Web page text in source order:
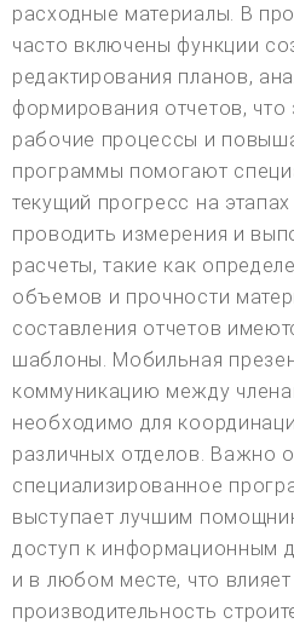
расходные материалы. В
часто включены функции
редактирования планов,
формирования отчетов, что
рабочие процессы и
программы помогают
текущий прогресс на этапах
проводить измерения и
расчеты, такие как
объемов и прочности
составления отчетов
шаблоны. Мобильная
коммуникацию между
необходимо для
различных отделов. Важно
специализированное
выступает лучшим
доступ к информационным
и в любом месте, что влияет
производительность